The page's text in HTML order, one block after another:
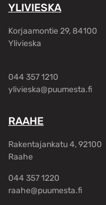
YLIVIESKA
Korjaamontie 29, 84100
Ylivieska
044 357 1210
ylivieska@puumesta.fi
RAAHE
Rakentajankatu 4, 92100
Raahe
044 357 1220
raahe@puumesta.fi